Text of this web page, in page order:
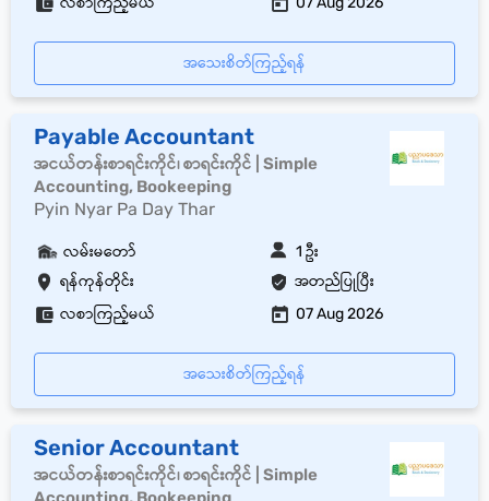
အသေးစိတ်ကြည့်ရန်
Payable Accountant
အငယ်တန်းစာရင်းကိုင်၊ စာရင်းကိုင် | Simple
Accounting, Bookeeping
Pyin Nyar Pa Day Thar
ရန်ကုန်တိုင်း အတည်ပြုပြီး
လမ်းမတော် 1 ဦး
လစာကြည့်မယ် 07 Aug 2026
အသေးစိတ်ကြည့်ရန်
Senior Accountant
အငယ်တန်းစာရင်းကိုင်၊ စာရင်းကိုင် | Simple